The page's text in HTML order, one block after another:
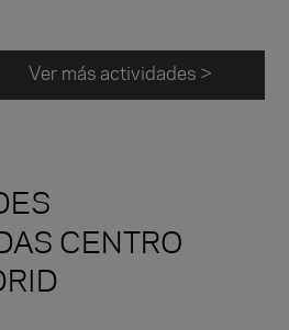
Ver más actividades >
CENTRO